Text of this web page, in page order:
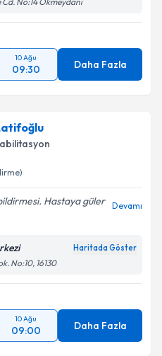
10 Ağu
09:30 Daha Fazla
Hastaya güler
Devamı
Haritada Göster
No:10, 16130
10 Ağu
09:00 Daha Fazla